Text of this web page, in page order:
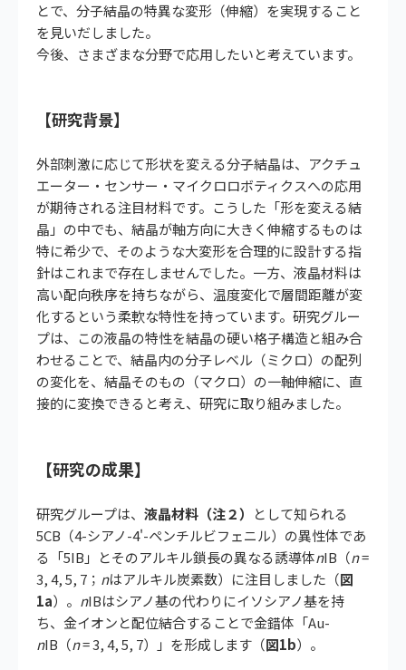
とで、分子結晶の特異な変形（伸縮）を実現すること
を見いだしました。
今後、さまざまな分野で応用したいと考えています。
【研究背景】
外部刺激に応じて形状を変える分子結晶は、アクチュ
エーター・センサー・マイクロロボティクスへの応用
が期待される注目材料です。こうした「形を変える結
晶」の中でも、結晶が軸方向に大きく伸縮するものは
特に希少で、そのような大変形を合理的に設計する指
針はこれまで存在しませんでした。一方、液晶材料は
高い配向秩序を持ちながら、温度変化で層間距離が変
化するという柔軟な特性を持っています。研究グルー
プは、この液晶の特性を結晶の硬い格子構造と組み合
わせることで、結晶内の分子レベル（ミクロ）の配列
の変化を、結晶そのもの（マクロ）の一軸伸縮に、直
接的に変換できると考え、研究に取り組みました。
【研究の成果】
研究グループは、 液晶材料（注２）
として知られる
5CB（4-シアノ-4'-ペンチルビフェニル）の異性体であ
る「5IB」とそのアルキル鎖長の異なる誘導体nIB（n=
3, 4, 5, 7； nはアルキル炭素数）に注目しました（図
1a）。 nIBはシアノ基の代わりにイソシアノ基を持
ち、金イオンと配位結合することで金錯体「Au-
nIB（n= 3, 4, 5, 7）」を形成します（図1b）。